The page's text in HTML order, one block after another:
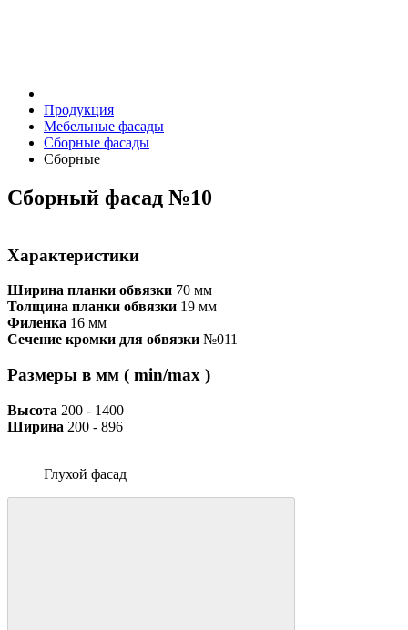
Продукция
Мебельные фасады
Сборные фасады
Сборные
Сборный фасад №10
Характеристики
Ширина планки обвязки 70 мм
Толщина планки обвязки 19 мм
Филенка 16 мм
Сечение кромки для обвязки №011
Размеры в мм ( min/max )
Высота 200 - 1400
Ширина 200 - 896
Глухой фасад